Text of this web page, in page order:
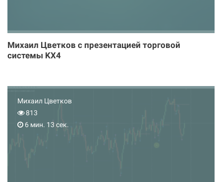
Михаил Цветков с презентацией торговой
системы KX4
Михаил Цветков
813
6 мин. 13 сек.